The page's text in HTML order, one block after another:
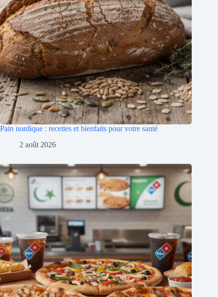
Pain nordique : recettes et bienfaits pour votre santé
2 août 2026